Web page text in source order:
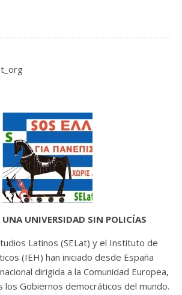
UNA UNIVERSIDAD SIN POLICÍAS
Latinos (SELat) y el Instituto de
(IEH) han iniciado desde España
dirigida a la Comunidad Europea,
los Gobiernos democráticos del mundo.